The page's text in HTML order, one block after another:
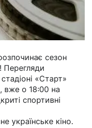
сезон
Перегляди
«Старт»
вже о 18:00 на
спортивні
українське кіно.